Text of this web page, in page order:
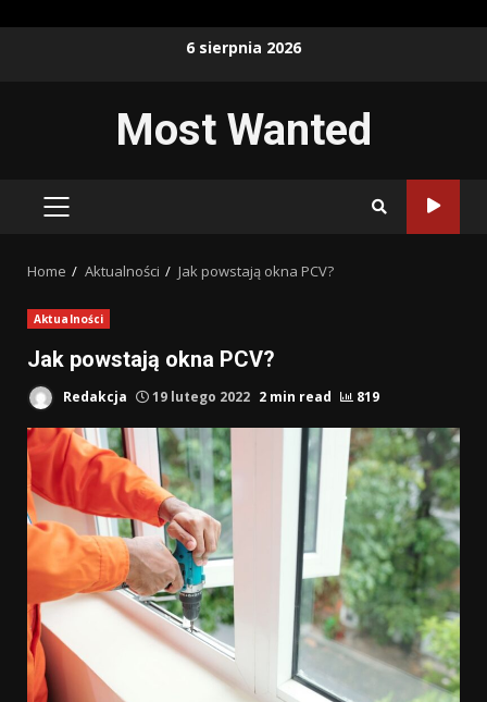
6 sierpnia 2026
Most Wanted
PRIMARY
Home Aktualności Jak powstają okna PCV?
Aktualności
Jak powstają okna PCV?
Redakcja 19 lutego 2022 2 min read 819